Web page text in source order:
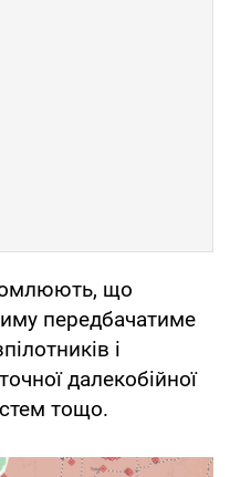
що
передбачатиме
і
далекобійної
тощо.